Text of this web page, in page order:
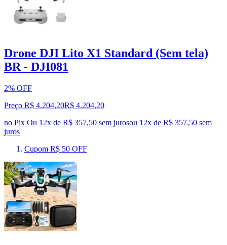
Drone DJI Lito X1 Standard (Sem tela)
BR - DJI081
2% OFF
Preço R$ 4.204,20R$ 4.204,20
no Pix Ou 12x de R$ 357,50 sem jurosou 12x de R$ 357,50 sem
juros
Cupom R$ 50 OFF